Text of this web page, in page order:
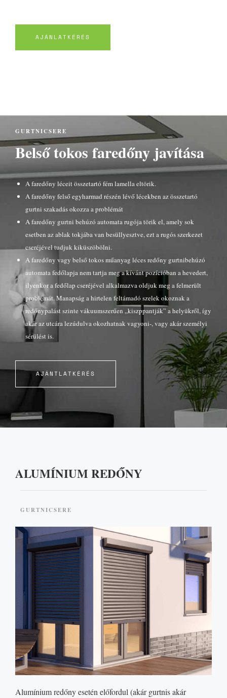
AJÁNLATKÉRÉS
GURTNICSERE
Belső tokos faredőny javítása
A faredőny léceit összetartó fém lamella eltörik.
A faredőny felső egyharmad részén lévő lécekben az összetartó
gurtni szakadás okozza a problémát
A faredőny gurtni behúzó automata rugója törik el, amely sok
esetben az ablak tokjába van besüllyesztve, ezt a rugós szerkezet
cseréjével tudjuk kiküszöbölni.
A faredőny vagy belső tokos műanyag léces redőny gurtnibehúzó
automata fedőlapja nem tartja meg a kívánt pozícióban a hevedert,
ilyenkor a fedőlap cseréjével alkalmazva oldjuk meg a felmerült
problémát. Manapság a hirtelen feltámadó szelek okoznak a
redőnypalást szinte vákuumszerűen „kiszppantják” a helyükről, így
akár az utcára lezúdulva okozhatnak vagyoni-, vagy akár személyi
sérülést is.
AJÁNTLATKÉRÉS
ALUMÍNIUM REDŐNY
GURTNICSERE
AJÁNLATKÉRÉS
Alumínium redőny esetén előfordul (akár gurtnis akár